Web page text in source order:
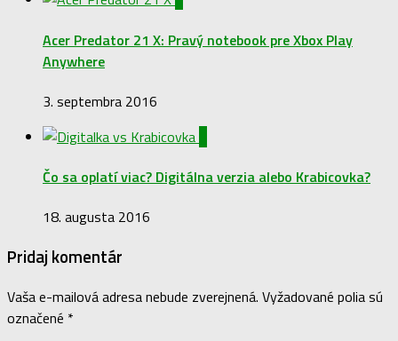
Acer Predator 21 X: Pravý notebook pre Xbox Play
Anywhere
3. septembra 2016
Čo sa oplatí viac? Digitálna verzia alebo Krabicovka?
18. augusta 2016
Pridaj komentár
Vaša e-mailová adresa nebude zverejnená. Vyžadované polia sú
označené *